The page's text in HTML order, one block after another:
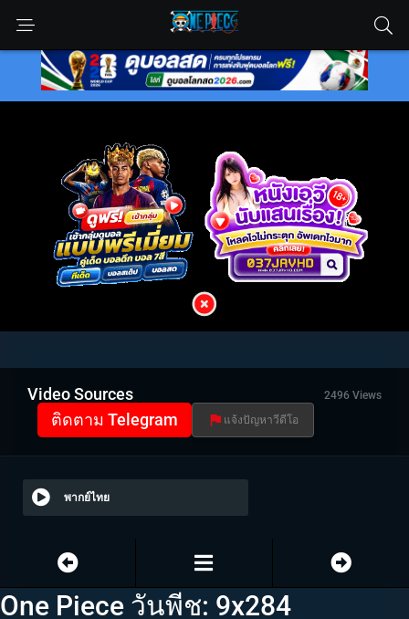
Video Sources 2496 Views
ติดตาม Telegram แจ้งปัญหาวีดีโอ
พากย์ไทย
One Piece วันพีช: 9x284